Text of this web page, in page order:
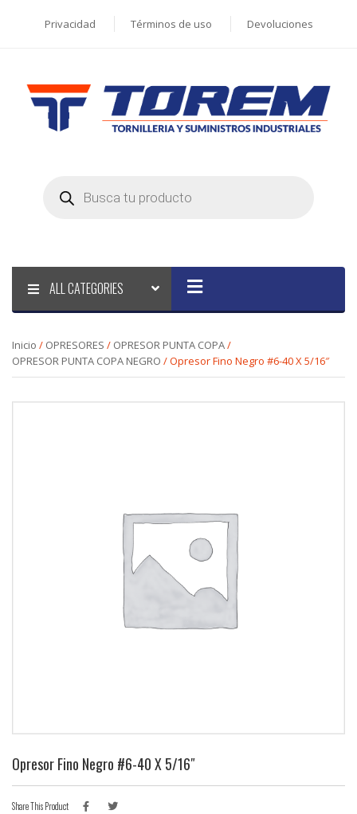
Privacidad Términos de uso Devoluciones
search
ALL CATEGORIES
Inicio / OPRESORES / OPRESOR PUNTA COPA/
OPRESOR PUNTA COPA NEGRO / Opresor Fino Negro #6-40 X 5/16″
Opresor Fino Negro #6-40 X 5/16″
Share This Product